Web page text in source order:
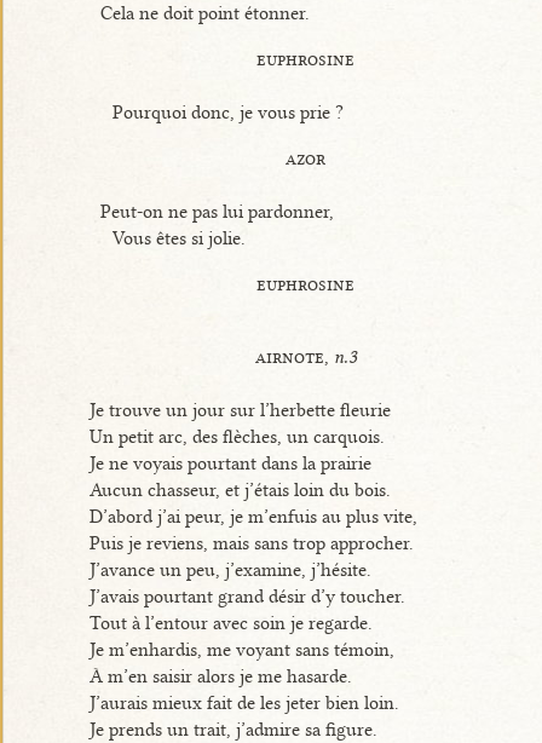
Cela ne doit point étonner.
euphrosine
Pourquoi donc, je vous prie ?
azor
Peut-on ne pas lui pardonner,
Vous êtes si jolie.
euphrosine
airnote, n.3
Je trouve un jour sur l’herbette fleurie
Un petit arc, des flèches, un carquois.
Je ne voyais pourtant dans la prairie
Aucun chasseur, et j’étais loin du bois.
D’abord j’ai peur, je m’enfuis au plus vite,
Puis je reviens, mais sans trop approcher.
J’avance un peu, j’examine, j’hésite.
J’avais pourtant grand désir d’y toucher.
Tout à l’entour avec soin je regarde.
Je m’enhardis, me voyant sans témoin,
À m’en saisir alors je me hasarde.
J’aurais mieux fait de les jeter bien loin.
Je prends un trait, j’admire sa figure.